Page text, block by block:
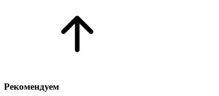
Рекомендуем